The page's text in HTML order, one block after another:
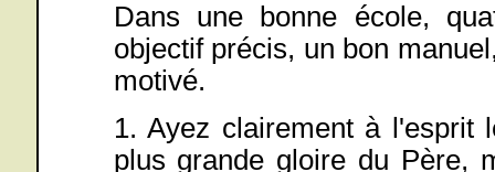
Dans une bonne école,
objectif précis, un bon
motivé.
1. Ayez clairement à l'esprit
plus grande gloire du Père,